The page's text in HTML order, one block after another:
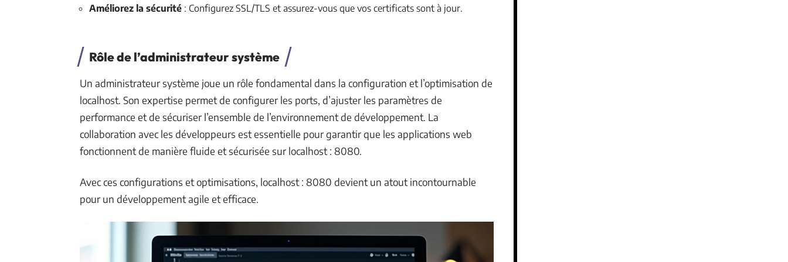
Améliorez la sécurité : Configurez SSL/TLS et assurez-vous que vos certificats sont à jour.
Rôle de l’administrateur système
Un administrateur système joue un rôle fondamental dans la configuration et l’optimisation de
localhost. Son expertise permet de configurer les ports, d’ajuster les paramètres de
performance et de sécuriser l’ensemble de l’environnement de développement. La
collaboration avec les développeurs est essentielle pour garantir que les applications web
fonctionnent de manière fluide et sécurisée sur localhost : 8080.
Avec ces configurations et optimisations, localhost : 8080 devient un atout incontournable
pour un développement agile et efficace.